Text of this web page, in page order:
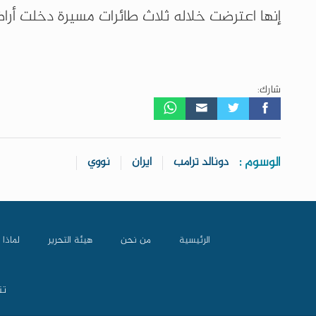
إنها اعترضت خلاله ثلاث طائرات مسيرة دخلت
شارك:
الوسوم : دونالد ترامب ايران نووي
الرئيسية من نحن هيئة التحرير